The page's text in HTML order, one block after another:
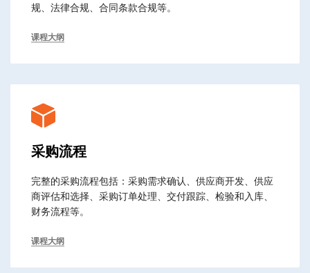
规、法律合规、合同条款合规等。
课程大纲
采购流程
完整的采购流程包括：采购需求确认、供应商开发、供应
商评估和选择、采购订单处理、交付跟踪、检验和入库、
财务流程等。
课程大纲